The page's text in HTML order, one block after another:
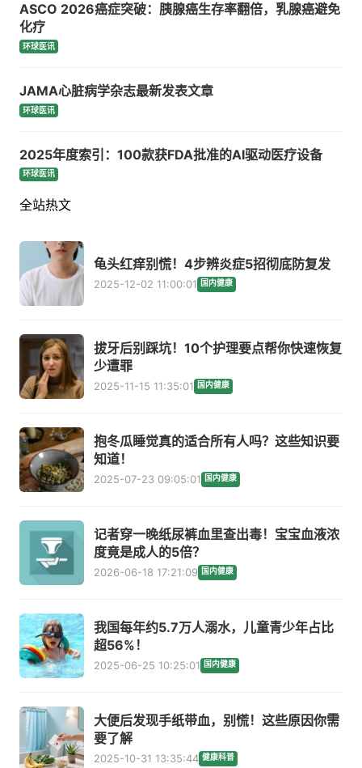
ASCO 2026癌症突破：胰腺癌生存率翻倍，乳腺癌避免
化疗
环球医讯
JAMA心脏病学杂志最新发表文章
环球医讯
2025年度索引：100款获FDA批准的AI驱动医疗设备
环球医讯
全站热文
龟头红痒别慌！4步辨炎症5招彻底防复发
2025-12-02 11:00:01 国内健康
拔牙后别踩坑！10个护理要点帮你快速恢复
少遭罪
2025-11-15 11:35:01 国内健康
抱冬瓜睡觉真的适合所有人吗？这些知识要
知道！
2025-07-23 09:05:01 国内健康
记者穿一晚纸尿裤血里查出毒！宝宝血液浓
度竟是成人的5倍？
2026-06-18 17:21:09 国内健康
我国每年约5.7万人溺水，儿童青少年占比
超56%！
2025-06-25 10:25:01 国内健康
大便后发现手纸带血，别慌！这些原因你需
要了解
2025-10-31 13:35:44 健康科普